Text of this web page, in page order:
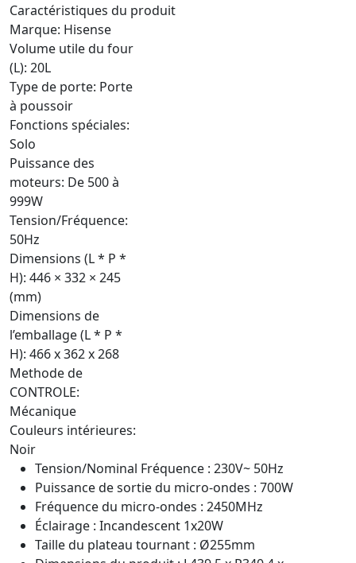
Caractéristiques du produit
Marque: Hisense
Volume utile du four
(L): 20L
Type de porte: Porte
à poussoir
Fonctions spéciales:
Solo
Puissance des
moteurs: De 500 à
999W
Tension/Fréquence:
50Hz
Dimensions (L * P *
H): 446 × 332 × 245
(mm)
Dimensions de
l’emballage (L * P *
H): 466 x 362 x 268
Methode de
CONTROLE:
Mécanique
Couleurs intérieures:
Noir
Tension/Nominal Fréquence : 230V~ 50Hz
Puissance de sortie du micro-ondes : 700W
Fréquence du micro-ondes : 2450MHz
Éclairage : Incandescent 1x20W
Taille du plateau tournant : Ø255mm